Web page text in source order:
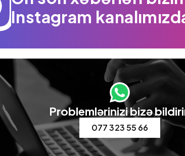
Instagram
Problemlərinizi bizə
077 323 55 66